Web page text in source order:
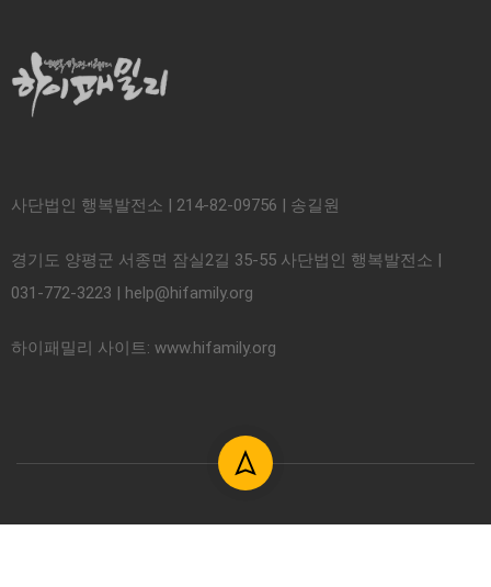
사단법인 행복발전소 | 214-82-09756 | 송길원
경기도 양평군 서종면 잠실2길 35-55 사단법인 행복발전소 |
031-772-3223 | help@hifamily.org
하이패밀리 사이트: www.hifamily.org